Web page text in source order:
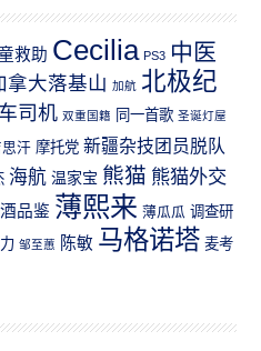
救助 Cecilia PS3 中医
拿大落基山 加航 北极纪
司机 双重国籍 同一首歌 圣诞灯屋
汗 摩托党 新疆杂技团员脱队
海航 温家宝 熊猫 熊猫外交
品鉴 薄熙来 薄瓜瓜 调查研
邹至蕙 陈敏 马格诺塔 麦考